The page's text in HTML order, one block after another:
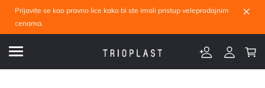
Prijavite se kao pravno lice kako bi ste imali pristup veleprodajnim
cenama.
×